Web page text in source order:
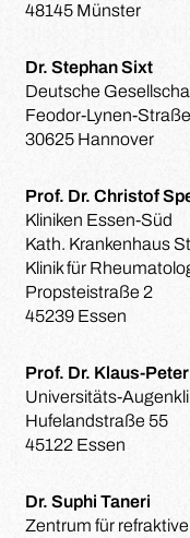
48145 Münster
Dr. Stephan Sixt
Deutsche
Feodor-Lynen-Straße
30625 Hannover
Prof. Dr. Christof
Kliniken Essen-Süd
Kath. Krankenhaus
Klinik für
Propsteistraße 2
45239 Essen
Prof. Dr. Klaus-
Universitäts-
Hufelandstraße 55
45122 Essen
Dr. Suphi Taneri
Zentrum für